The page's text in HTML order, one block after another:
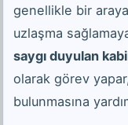
genellikle bir
uzlaşma sağlamaya
saygı duyulan
olarak görev
bulunmasına